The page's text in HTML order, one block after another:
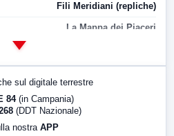
Fili Meridiani (repliche)
La Mappa dei Piaceri
sul digitale terrestre
84 (in Campania)
(DDT Nazionale)
nostra APP